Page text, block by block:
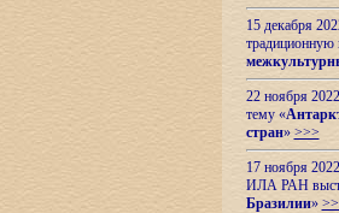
15 декабря
22 ноября
тему «
стран» >>>
17 ноября
ИЛА РАН
Бразилии»